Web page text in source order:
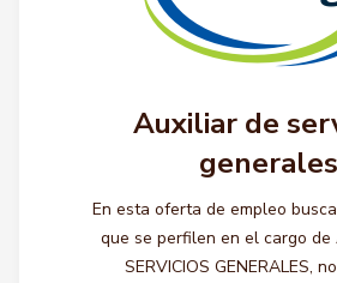
Auxiliar de
generales
En esta oferta de empleo
que se perfilen en el cargo de
SERVICIOS GENERALES,